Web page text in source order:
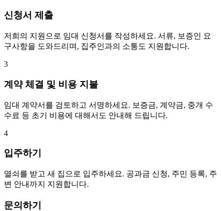
신청서 제출
저희의 지원으로 임대 신청서를 작성하세요. 서류, 보증인 요
구사항을 도와드리며, 집주인과의 소통도 지원합니다.
3
계약 체결 및 비용 지불
임대 계약서를 검토하고 서명하세요. 보증금, 계약금, 중개 수
수료 등 초기 비용에 대해서도 안내해 드립니다.
4
입주하기
열쇠를 받고 새 집으로 입주하세요. 공과금 신청, 주민 등록, 주
변 안내까지 지원합니다.
문의하기